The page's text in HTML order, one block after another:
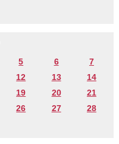
5 6
7
12 13
14
19 20
21
26 27
28